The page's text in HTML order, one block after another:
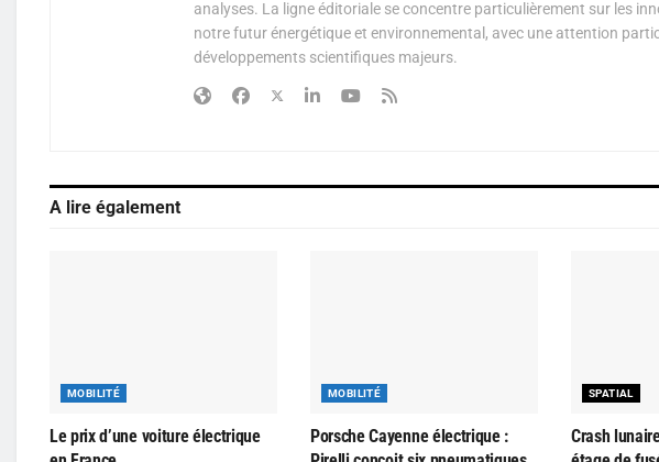
analyses. La ligne éditoriale se concentre particulièrement sur les
notre futur énergétique et environnemental, avec une attention
développements scientifiques majeurs.
A lire également
MOBILITÉ
Le prix d’une voiture électrique
MOBILITÉ
Porsche Cayenne électrique :
SPATIAL
Crash